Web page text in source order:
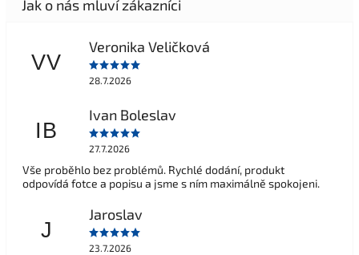
VV
Veronika Veličková
28.7.2026
IB
Ivan Boleslav
27.7.2026
Vše proběhlo bez problémů. Rychlé dodání, produkt
odpovídá fotce a popisu a jsme s ním maximálně spokojeni.
J
Jaroslav
23.7.2026